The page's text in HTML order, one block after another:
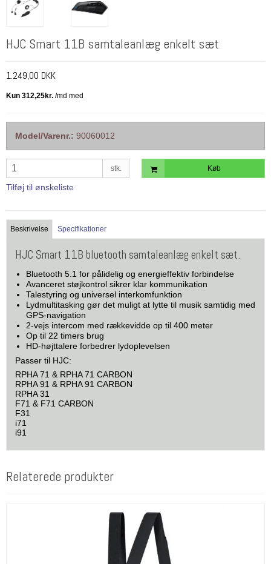
HJC Smart 11B samtaleanlæg enkelt sæt
1.249,00 DKK
Model/Varenr.: 90060012
stk. Køb
Tilføj til ønskeliste
Beskrivelse Specifikationer
HJC Smart 11B bluetooth samtaleanlæg enkelt sæt.
Bluetooth 5.1 for pålidelig og energieffektiv forbindelse
Avanceret støjkontrol sikrer klar kommunikation
Talestyring og universel interkomfunktion
Lydmultitasking gør det muligt at lytte til musik samtidig med
GPS-navigation
2-vejs intercom med rækkevidde op til 400 meter
Op til 22 timers brug
HD-højttalere forbedrer lydoplevelsen
Passer til HJC:
RPHA 71 & RPHA 71 CARBON
RPHA 91 & RPHA 91 CARBON
RPHA 31
F71 & F71 CARBON
F31
i71
i91
Relaterede produkter